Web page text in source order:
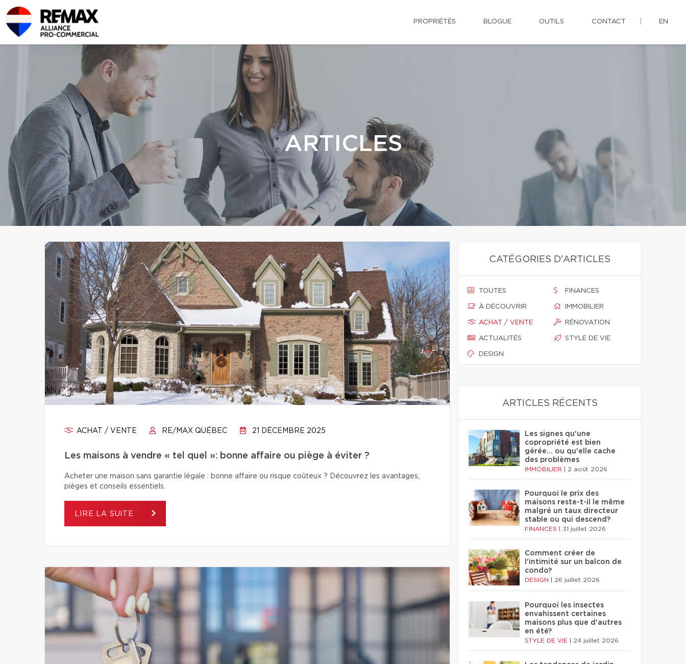
PROPRIÉTÉS BLOGUE OUTILS CONTACT EN
ARTICLES
ACHAT / VENTE RE/MAX QUÉBEC 21 DÉCEMBRE 2025
Les maisons à vendre « tel quel »: bonne affaire ou piège à éviter ?
Acheter une maison sans garantie légale : bonne affaire ou risque coûteux ? Découvrez les avantages,
pièges et conseils essentiels.
LIRE LA SUITE
CATÉGORIES D'ARTICLES
TOUTES
À DÉCOUVRIR
ACHAT / VENTE
ACTUALITÉS
DESIGN
FINANCES
IMMOBILIER
RÉNOVATION
STYLE DE VIE
ARTICLES RÉCENTS
Les signes qu'une
copropriété est bien
gérée… ou qu'elle cache
des problèmes
IMMOBILIER 2 août 2026
Pourquoi le prix des
maisons reste-t-il le même
malgré un taux directeur
stable ou qui descend?
FINANCES 31 juillet 2026
Comment créer de
l'intimité sur un balcon de
condo?
DESIGN 26 juillet 2026
Pourquoi les insectes
envahissent certaines
maisons plus que d'autres
en été?
STYLE DE VIE 24 juillet 2026